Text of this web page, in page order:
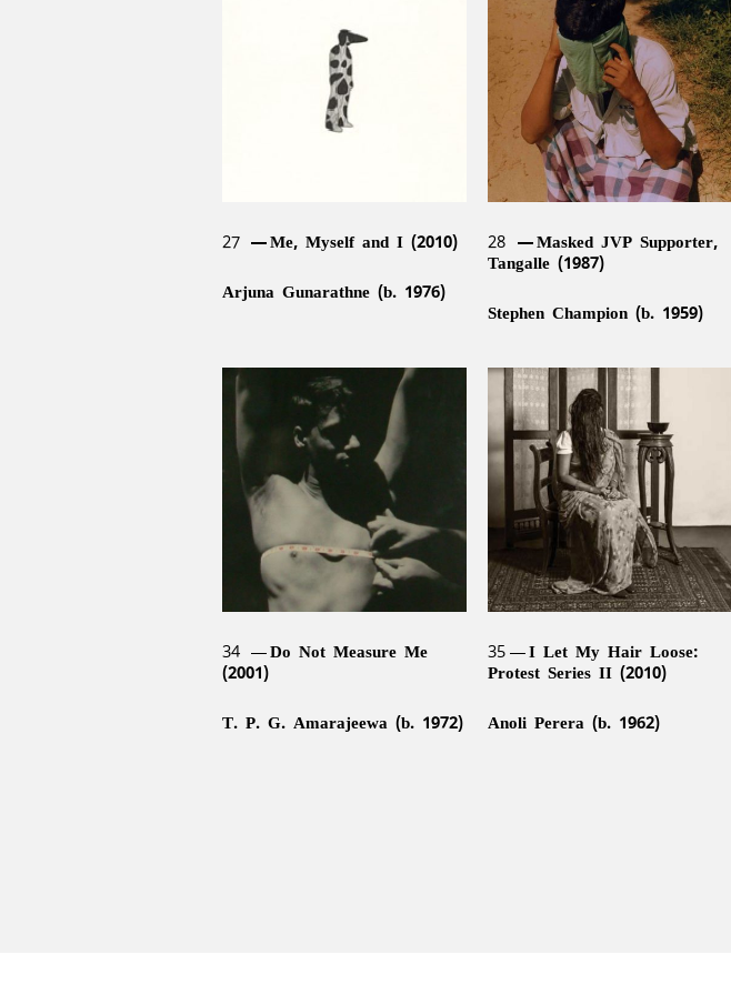
Sanjana Hattotuwa (b. 1977),
Asanga Welikala (b. 1976)
Shanaathanan (b. 1969),
Chandraguptha Thenuwara (b.
1960), Jagath Weerasinghe (b.
1954)
27 Me, Myself and I (2010)
Arjuna Gunarathne (b. 1976)
28
Masked JVP Supporter,
Tangalle (1987)
Stephen Champion (b. 1959)
34
Do Not Measure Me
(2001)
T. P. G. Amarajeewa (b. 1972)
35
I Let My Hair Loose:
Protest Series II (2010)
Anoli Perera (b. 1962)